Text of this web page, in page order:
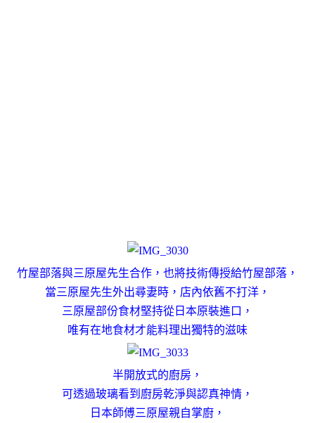
竹屋部落與三原屋先生合作，也將技術傳授給竹屋部落，
當三原屋先生外出尋妻時，店內依舊不打洋，
三原屋部份食材堅持從日本原裝進口，
唯有在地食材才能料理出獨特的滋味
半開放式的廚房，
可透過玻璃看到廚房乾淨與認真神情，
日本師傅三原屋親自掌廚，